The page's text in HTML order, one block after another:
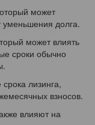
может
уменьшения долга.
может влиять
сроки обычно
лизинга,
взносов.
влияют на